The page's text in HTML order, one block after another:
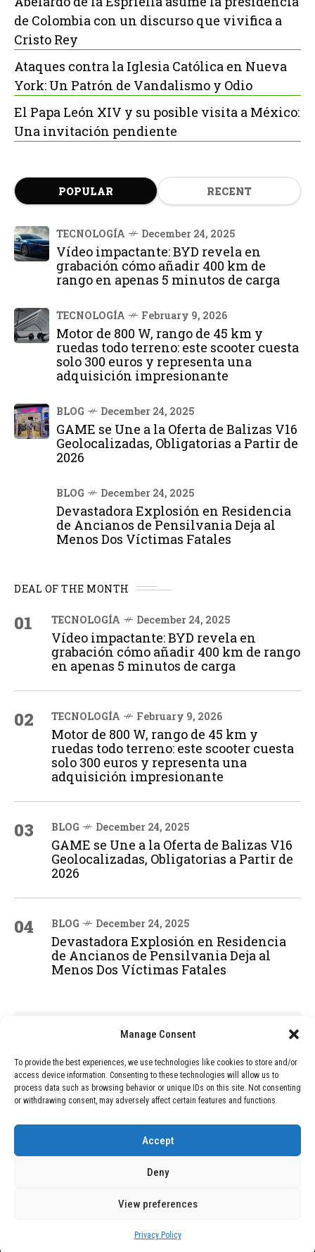
Manage Consent
To provide the best experiences, we use technologies like cookies to store and/or
access device information. Consenting to these technologies will allow us to
process data such as browsing behavior or unique IDs on this site. Not consenting
or withdrawing consent, may adversely affect certain features and functions.
Accept
Deny
View preferences
Privacy Policy
de Colombia con un discurso que vivifica a
Cristo Rey
Ataques contra la Iglesia Católica en Nueva
York: Un Patrón de Vandalismo y Odio
El Papa León XIV y su posible visita a México:
Una invitación pendiente
POPULAR RECENT
TECNOLOGÍA December 24, 2025
Vídeo impactante: BYD revela en
grabación cómo añadir 400 km de
rango en apenas 5 minutos de carga
TECNOLOGÍA February 9, 2026
Motor de 800 W, rango de 45 km y
ruedas todo terreno: este scooter cuesta
solo 300 euros y representa una
adquisición impresionante
BLOG December 24, 2025
GAME se Une a la Oferta de Balizas V16
Geolocalizadas, Obligatorias a Partir de
2026
BLOG December 24, 2025
Devastadora Explosión en Residencia
de Ancianos de Pensilvania Deja al
Menos Dos Víctimas Fatales
DEAL OF THE MONTH
01 TECNOLOGÍA December 24, 2025
Vídeo impactante: BYD revela en
grabación cómo añadir 400 km de rango
en apenas 5 minutos de carga
02 TECNOLOGÍA February 9, 2026
Motor de 800 W, rango de 45 km y
ruedas todo terreno: este scooter cuesta
solo 300 euros y representa una
adquisición impresionante
03 BLOG December 24, 2025
GAME se Une a la Oferta de Balizas V16
Geolocalizadas, Obligatorias a Partir de
2026
04 BLOG December 24, 2025
Devastadora Explosión en Residencia
de Ancianos de Pensilvania Deja al
Menos Dos Víctimas Fatales